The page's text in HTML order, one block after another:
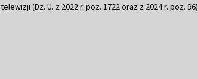
telewizji (Dz. U. z 2022 r. poz. 1722 oraz z 2024 r. poz. 96)